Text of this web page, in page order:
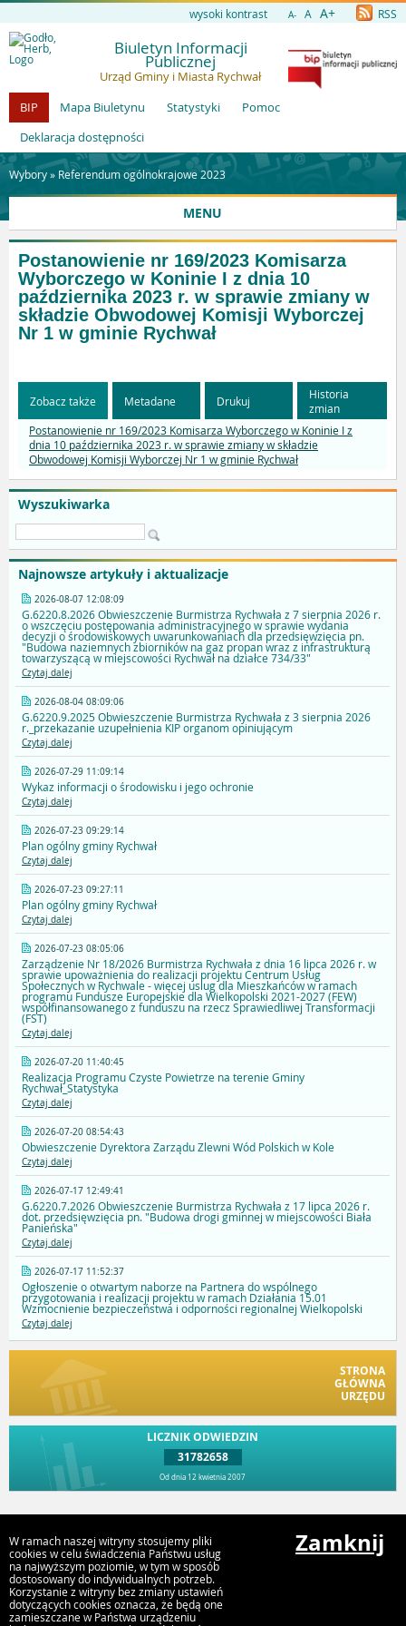
wysoki kontrast A- A A+ RSS
Biuletyn Informacji
Publicznej
Urząd Gminy i Miasta Rychwał
BIP
Mapa Biuletynu Statystyki
Pomoc
Deklaracja dostępności
Wybory » Referendum ogólnokrajowe 2023
MENU
Wyszukiwarka
Najnowsze artykuły i aktualizacje
2026-08-07 12:08:09
G.6220.8.2026 Obwieszczenie Burmistrza Rychwała z 7 sierpnia 2026 r.
o wszczęciu postępowania administracyjnego w sprawie wydania
decyzji o środowiskowych uwarunkowaniach dla przedsięwzięcia pn.
"Budowa naziemnych zbiorników na gaz propan wraz z infrastrukturą
towarzyszącą w miejscowości Rychwał na działce 734/33"
Czytaj dalej
2026-08-04 08:09:06
G.6220.9.2025 Obwieszczenie Burmistrza Rychwała z 3 sierpnia 2026
r._przekazanie uzupełnienia KIP organom opiniującym
Czytaj dalej
2026-07-29 11:09:14
Wykaz informacji o środowisku i jego ochronie
Czytaj dalej
2026-07-23 09:29:14
Plan ogólny gminy Rychwał
Czytaj dalej
2026-07-23 09:27:11
Plan ogólny gminy Rychwał
Czytaj dalej
2026-07-23 08:05:06
Zarządzenie Nr 18/2026 Burmistrza Rychwała z dnia 16 lipca 2026 r. w
sprawie upoważnienia do realizacji projektu Centrum Usług
Społecznych w Rychwale - więcej uslug dla Mieszkańców w ramach
programu Fundusze Europejskie dla Wielkopolski 2021-2027 (FEW)
współfinansowanego z funduszu na rzecz Sprawiedliwej Transformacji
(FST)
Czytaj dalej
2026-07-20 11:40:45
Realizacja Programu Czyste Powietrze na terenie Gminy
Rychwał_Statystyka
Czytaj dalej
2026-07-20 08:54:43
Obwieszczenie Dyrektora Zarządu Zlewni Wód Polskich w Kole
Czytaj dalej
2026-07-17 12:49:41
G.6220.7.2026 Obwieszczenie Burmistrza Rychwała z 17 lipca 2026 r.
dot. przedsięwzięcia pn. "Budowa drogi gminnej w miejscowości Biała
Panieńska"
Czytaj dalej
2026-07-17 11:52:37
Ogłoszenie o otwartym naborze na Partnera do wspólnego
przygotowania i realizacji projektu w ramach Działania 15.01
Wzmocnienie bezpieczeństwa i odporności regionalnej Wielkopolski
Czytaj dalej
STRONA
GŁÓWNA
URZĘDU
LICZNIK ODWIEDZIN
31782658
Od dnia 12 kwietnia 2007
Postanowienie nr 169/2023 Komisarza
Wyborczego w Koninie I z dnia 10
października 2023 r. w sprawie zmiany w
składzie Obwodowej Komisji Wyborczej
Nr 1 w gminie Rychwał
Zobacz także Metadane Drukuj
Historia
zmian
Postanowienie nr 169/2023 Komisarza Wyborczego w Koninie I z
dnia 10 października 2023 r. w sprawie zmiany w składzie
Obwodowej Komisji Wyborczej Nr 1 w gminie Rychwał
Urząd Gminy i Miasta Rychwał
Plac Wolności 16, 62-570 Rychwał
W ramach naszej witryny stosujemy pliki
cookies w celu świadczenia Państwu usług
na najwyższym poziomie, w tym w sposób
dostosowany do indywidualnych potrzeb.
Korzystanie z witryny bez zmiany ustawień
dotyczących cookies oznacza, że będą one
zamieszczane w Państwa urządzeniu
Zamknij